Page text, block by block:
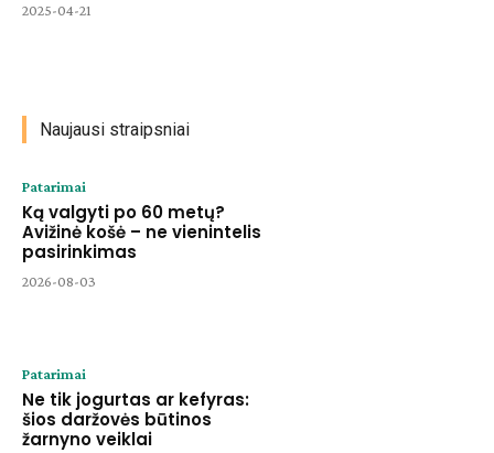
2025-04-21
Naujausi straipsniai
Patarimai
Ką valgyti po 60 metų?
Avižinė košė – ne vienintelis
pasirinkimas
2026-08-03
Patarimai
Ne tik jogurtas ar kefyras:
šios daržovės būtinos
žarnyno veiklai